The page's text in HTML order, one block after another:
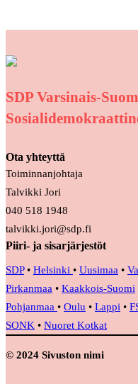
SDP Varsinais-
Ota yhteyttä
Toiminnanjohtaja
Talvikki Jori
040 518 1948
talvikki.jori@sdp.fi
Piiri- ja sisarjärjestöt
SDP• Helsinki • Uusimaa •
Pirkanmaa • Kaakkois-Suomi
Pohjanmaa • Oulu • Lappi •
SONK • Nuoret Kotkat
© 2024 Sivuston nimi